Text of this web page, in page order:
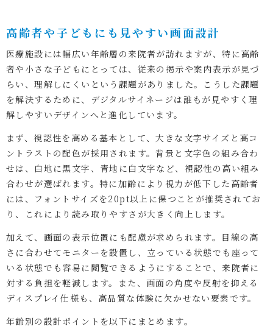
高齢者や子どもにも見やすい画面設計
医療施設には幅広い年齢層の来院者が訪れますが、特に高齢
者や小さな子どもにとっては、従来の掲示や案内表示が見づ
らい、理解しにくいという課題がありました。こうした課題
を解決するために、デジタルサイネージは誰もが見やすく理
解しやすいデザインへと進化しています。
まず、視認性を高める基本として、大きな文字サイズと高コ
ントラストの配色が採用されます。背景と文字色の組み合わ
せは、白地に黒文字、青地に白文字など、視認性の高い組み
合わせが選ばれます。特に加齢により視力が低下した高齢者
には、フォントサイズを20pt以上に保つことが推奨されてお
り、これにより読み取りやすさが大きく向上します。
加えて、画面の表示位置にも配慮が求められます。目線の高
さに合わせてモニターを設置し、立っている状態でも座って
いる状態でも容易に閲覧できるようにすることで、来院者に
対する負担を軽減します。また、画面の角度や反射を抑える
ディスプレイ仕様も、高品質な体験に欠かせない要素です。
年齢別の設計ポイントを以下にまとめます。